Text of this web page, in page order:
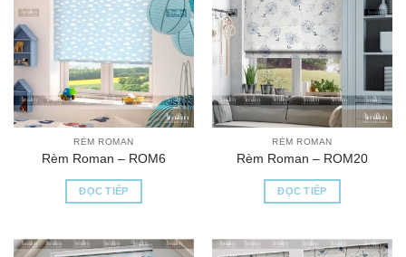
RÈM ROMAN
Rèm Roman – ROM6
ĐỌC TIẾP
RÈM ROMAN
Rèm Roman – ROM20
ĐỌC TIẾP